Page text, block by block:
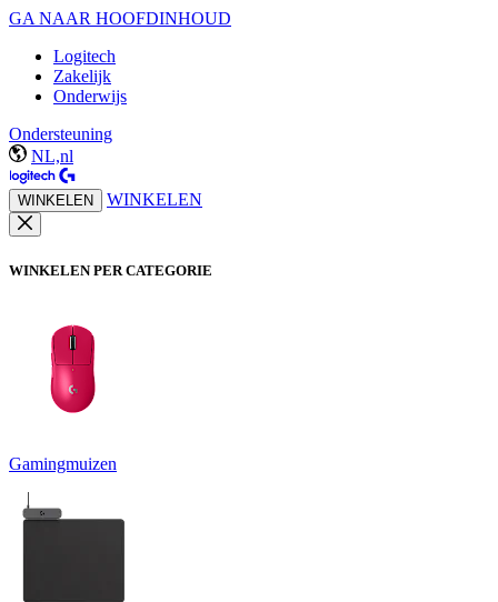
GA NAAR HOOFDINHOUD
Logitech
Zakelijk
Onderwijs
Ondersteuning
NL,nl
WINKELEN WINKELEN
WINKELEN PER CATEGORIE
Gamingmuizen